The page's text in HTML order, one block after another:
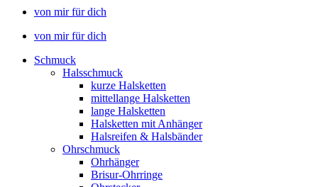
von mir für dich
von mir für dich
Schmuck
Halsschmuck
kurze Halsketten
mittellange Halsketten
lange Halsketten
Halsketten mit Anhänger
Halsreifen & Halsbänder
Ohrschmuck
Ohrhänger
Brisur-Ohrringe